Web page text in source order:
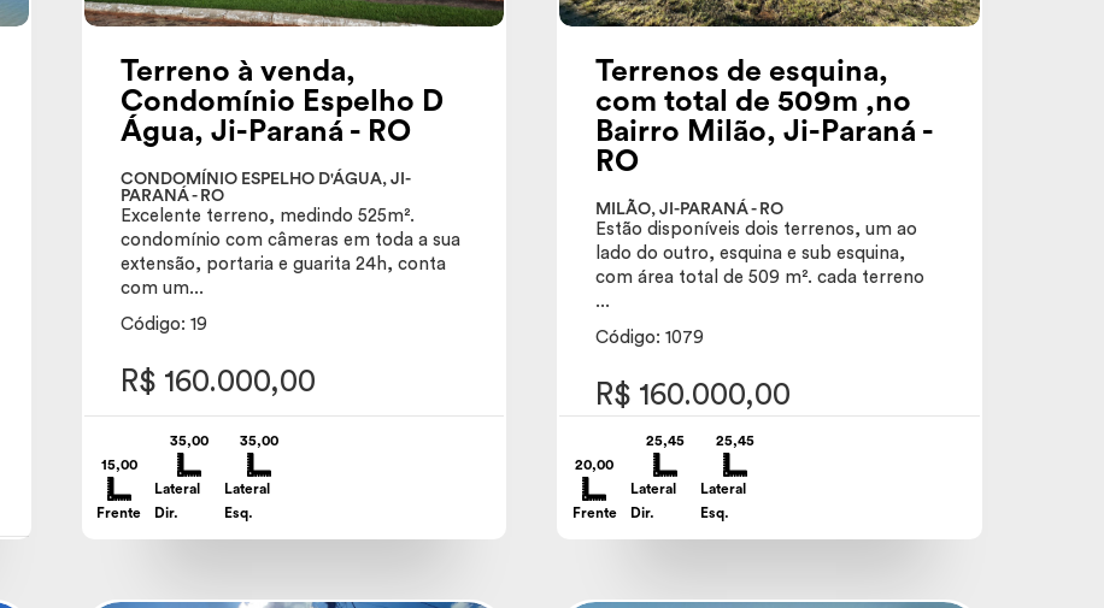
Terreno à venda,
Condomínio Espelho D
Água, Ji-Paraná - RO
CONDOMÍNIO ESPELHO D'ÁGUA, JI-
PARANÁ - RO
Excelente terreno, medindo 525m².
condomínio com câmeras em toda a sua
extensão, portaria e guarita 24h, conta
com um...
Código: 19
R$ 160.000,00
15,00
Frente
35,00
Lateral
Dir.
35,00
Lateral
Esq.
Terrenos de esquina,
com total de 509m ,no
Bairro Milão, Ji-Paraná -
RO
MILÃO, JI-PARANÁ - RO
Estão disponíveis dois terrenos, um ao
lado do outro, esquina e sub esquina,
com área total de 509 m². cada terreno
...
Código: 1079
R$ 160.000,00
20,00
Frente
25,45
Lateral
Dir.
25,45
Lateral
Esq.